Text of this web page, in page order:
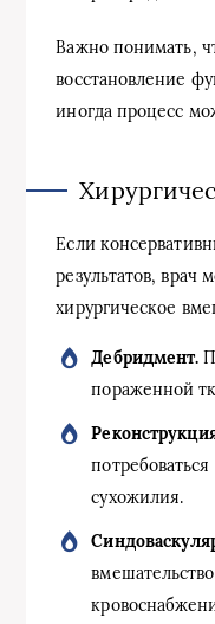
Важно понимать,
восстановление
иногда процесс
Если
результатов, врач
хирургическое
Дебридмент.
пораженной
сухожилия.